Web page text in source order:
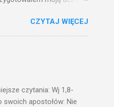
Na to król uniósł się
sługom: Uczta
na ucztę wszystkich,
I sala zapełniła się
CZYTAJ WIĘCEJ
czytania: Wj 1,8-
swoich apostołów: Nie